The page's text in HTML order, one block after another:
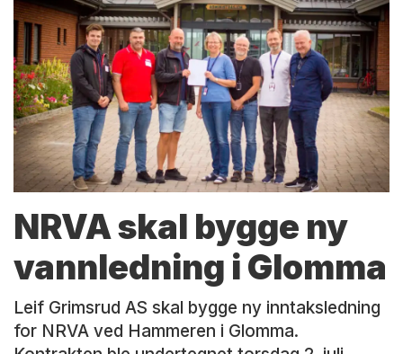
NRVA skal bygge ny
vannledning i Glomma
Leif Grimsrud AS skal bygge ny inntaksledning
for NRVA ved Hammeren i Glomma.